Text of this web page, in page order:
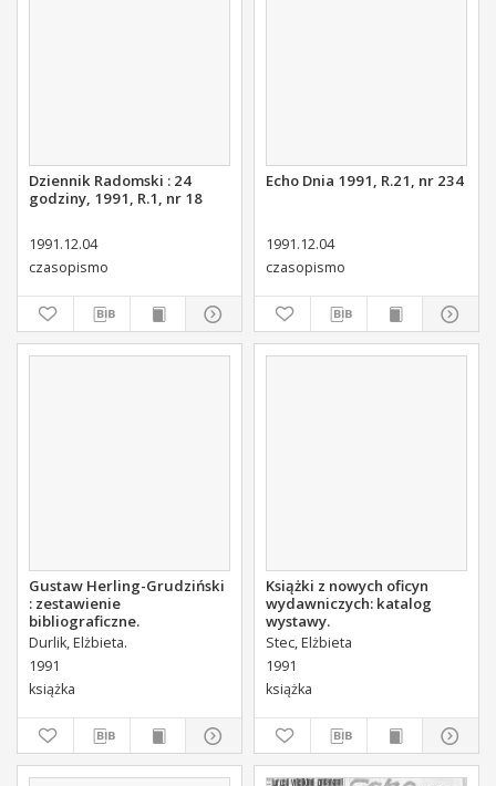
Dziennik Radomski : 24
godziny, 1991, R.1, nr 18
1991.12.04
czasopismo
Echo Dnia 1991, R.21, nr 234
1991.12.04
czasopismo
Gustaw Herling-Grudziński
: zestawienie
bibliograficzne.
Durlik, Elżbieta.
1991
książka
Książki z nowych oficyn
wydawniczych: katalog
wystawy.
Stec, Elżbieta
1991
książka